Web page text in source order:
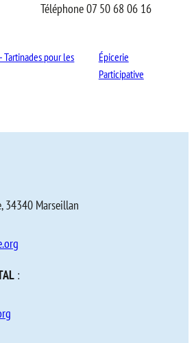
Téléphone07 50 68 06 16
pour les
Épicerie
Participative
34340 Marseillan
: